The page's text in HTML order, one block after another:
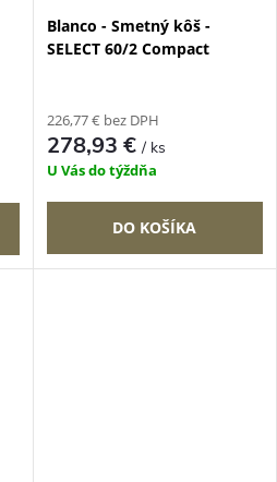
Blanco - Smetný kôš -
SELECT 60/2 Compact
226,77 € bez DPH
278,93 €/ ks
U Vás do týždňa
DO KOŠÍKA